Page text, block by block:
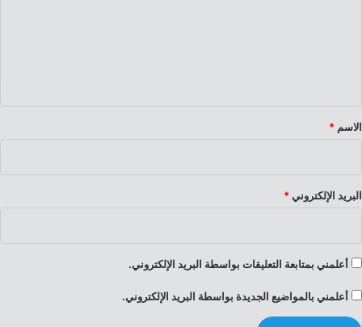
*
الاسم *
البريد الإلكتروني *
أعلمني بمتابعة التعليقات بواسطة البريد الإلكتروني.
أعلمني بالمواضيع الجديدة بواسطة البريد الإلكتروني.